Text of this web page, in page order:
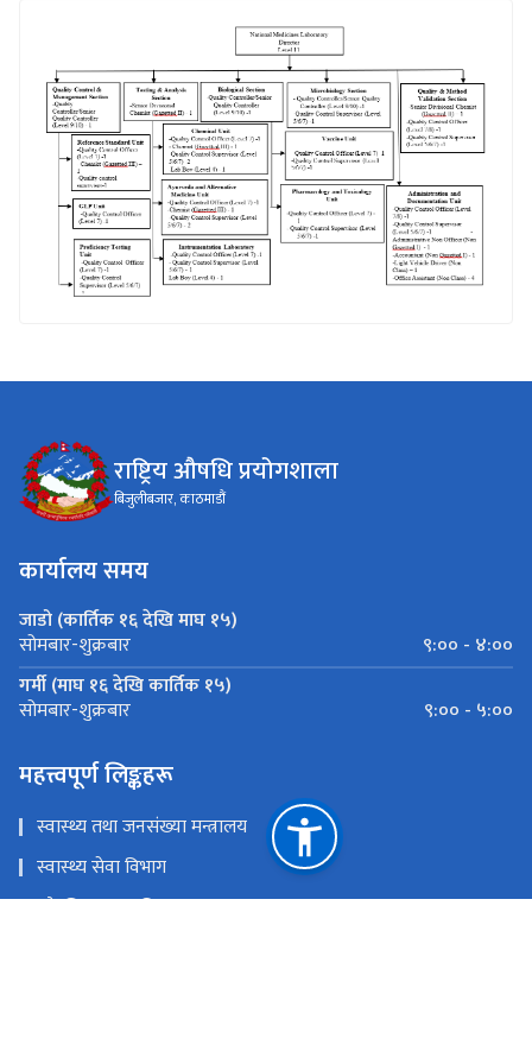
राष्ट्रिय औषधि प्रयोगशाला
बिजुलीबजार, काठमाडौं
कार्यालय समय
जाडो (कार्तिक १६ देखि माघ १५)
सोमबार-शुक्रबार
९:०० - ४:००
गर्मी (माघ १६ देखि कार्तिक १५)
सोमबार-शुक्रबार ९:०० - ५:००
महत्त्वपूर्ण लिङ्कहरू
स्वास्थ्य तथा जनसंख्या मन्त्रालय
स्वास्थ्य सेवा विभाग
औषधि व्यवस्था विभाग